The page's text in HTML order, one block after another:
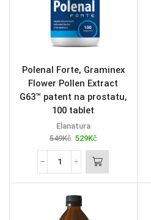
Polenal Forte, Graminex
Flower Pollen Extract
G63™ patent na prostatu,
100 tablet
Elanatura
549Kč 529Kč